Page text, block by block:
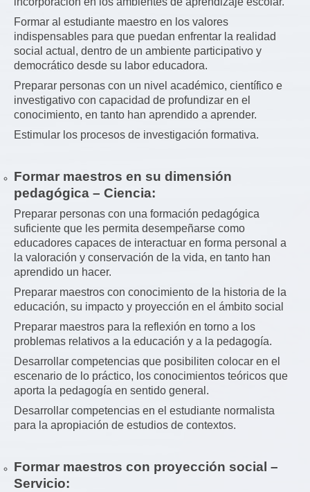
Formar al estudiante maestro en los valores
indispensables para que puedan enfrentar la realidad
social actual, dentro de un ambiente participativo y
democrático desde su labor educadora.
Preparar personas con un nivel académico, científico e
investigativo con capacidad de profundizar en el
conocimiento, en tanto han aprendido a aprender.
Estimular los procesos de investigación formativa.
Formar maestros en su dimensión
pedagógica – Ciencia:
Preparar personas con una formación pedagógica
suficiente que les permita desempeñarse como
educadores capaces de interactuar en forma personal a
la valoración y conservación de la vida, en tanto han
aprendido un hacer.
Preparar maestros con conocimiento de la historia de la
educación, su impacto y proyección en el ámbito social
Preparar maestros para la reflexión en torno a los
problemas relativos a la educación y a la pedagogía.
Desarrollar competencias que posibiliten colocar en el
escenario de lo práctico, los conocimientos teóricos que
aporta la pedagogía en sentido general.
Desarrollar competencias en el estudiante normalista
para la apropiación de estudios de contextos.
Formar maestros con proyección social –
Servicio: